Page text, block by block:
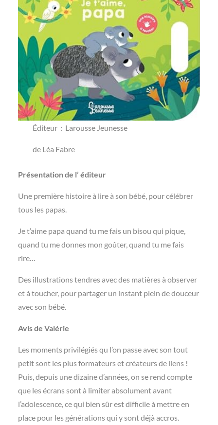
Éditeur ‏ : ‎ Larousse Jeunesse
de Léa Fabre
Présentation de l’ éditeur
Une première histoire à lire à son bébé, pour célébrer
tous les papas.
Je t’aime papa quand tu me fais un bisou qui pique,
quand tu me donnes mon goûter, quand tu me fais
rire…
Des illustrations tendres avec des matières à observer
et à toucher, pour partager un instant plein de douceur
avec son bébé.
Avis de Valérie
Les moments privilégiés qu l’on passe avec son tout
petit sont les plus formateurs et créateurs de liens !
Puis, depuis une dizaine d’années, on se rend compte
que les écrans sont à limiter absolument avant
l’adolescence, ce qui bien sûr est difficile à mettre en
place pour les générations qui y sont déjà accros.